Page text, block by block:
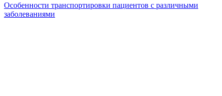
Особенности транспортировки пациентов с различными
заболеваниями